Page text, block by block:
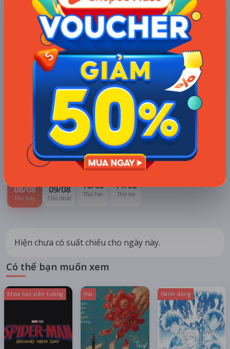
Chi tiết
BÌNH LUẬN ĐÁNH GIÁ TIN TỨC
HỆ THỐNG RẠP
Tất cả hệ thống
CHỌN NGÀY XEM
08/08
Thứ bảy
09/08
Chủ nhật
10/08
Thứ hai
11/08
Thứ ba
Hiện chưa có suất chiếu cho ngày này.
Có thể bạn muốn xem
Khoa học viễn tưởng Hài Hành động